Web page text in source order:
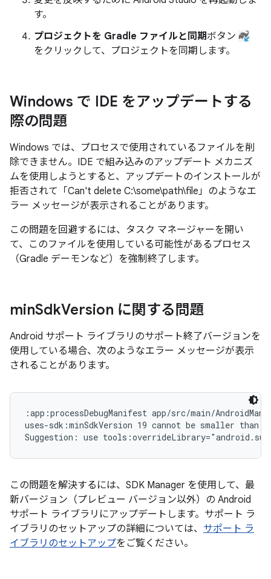
す。
プロジェクトを Gradle ファイルと同期ボタン
をクリックして、プロジェクトを同期します。
Windows で IDE をアップデートする
際の問題
Windows では、プロセスで使用されているファイルを削
除できません。IDE で組み込みのアップデート メカニズ
ムを使用しようとすると、アップデートのインストールが
拒否されて「Can't delete C:\some\path\file」のようなエ
ラー メッセージが表示されることがあります。
この問題を回避するには、タスク マネージャーを開い
て、このファイルを使用している可能性があるプロセス
（Gradle デーモンなど）を強制終了します。
minSdkVersion に関する問題
Android サポート ライブラリのサポート終了バージョンを
使用している場合、次のようなエラー メッセージが表示
されることがあります。
:app:processDebugManifest app/src/main/
uses-sdk:minSdkVersion 19 cannot be smaller
Suggestion: use
この問題を解決するには、SDK Manager を使用して、最
新バージョン（プレビュー バージョン以外）の Android
サポート ライブラリにアップデートします。サポート ラ
イブラリのセットアップの詳細については、 サポート ラ
イブラリのセットアップをご覧ください。